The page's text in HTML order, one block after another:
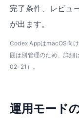
完了条件、レビュ
が出ます。
Codex AppはmacOS向
囲は別管理のため、詳細
02-21）。
運用モード